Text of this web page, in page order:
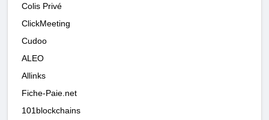
Colis Privé
ClickMeeting
Cudoo
ALEO
Allinks
Fiche-Paie.net
101blockchains